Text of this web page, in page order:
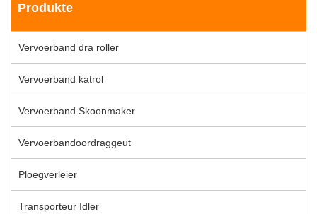
Produkte
Vervoerband dra roller
Vervoerband katrol
Vervoerband Skoonmaker
Vervoerbandoordraggeut
Ploegverleier
Transporteur Idler